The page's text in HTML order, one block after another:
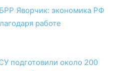
Яворчик: экономика РФ
работе
подготовили около 200